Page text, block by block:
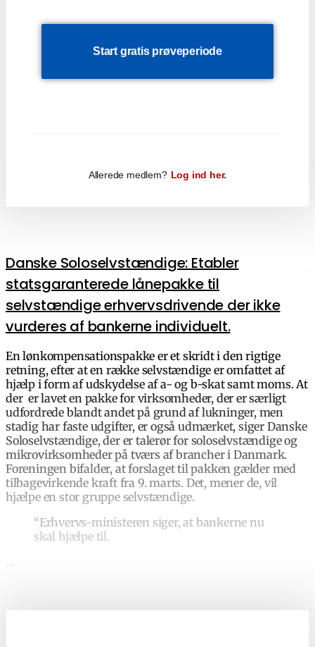
Start gratis prøveperiode
Allerede medlem? Log ind her.
Danske Soloselvstændige: Etabler
statsgaranterede lånepakke til
selvstændige erhvervsdrivende der ikke
vurderes af bankerne individuelt.
En lønkompensationspakke er et skridt i den rigtige
retning, efter at en række selvstændige er omfattet af
hjælp i form af udskydelse af a- og b-skat samt moms. At
der er lavet en pakke for virksomheder, der er særligt
udfordrede blandt andet på grund af lukninger, men
stadig har faste udgifter, er også udmærket, siger Danske
Soloselvstændige, der er talerør for soloselvstændige og
mikrovirksomheder på tværs af brancher i Danmark.
Foreningen bifalder, at forslaget til pakken gælder med
tilbagevirkende kraft fra 9. marts. Det, mener de, vil
hjælpe en stor gruppe selvstændige.
“Erhvervs-ministeren siger, at bankerne nu
skal hjælpe til.
…